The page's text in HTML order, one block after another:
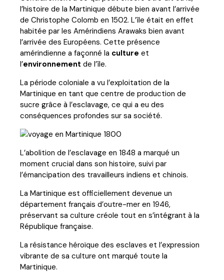
l’histoire de la Martinique débute bien avant l’arrivée
de Christophe Colomb en 1502. L’île était en effet
habitée par les Amérindiens Arawaks bien avant
l’arrivée des Européens. Cette présence
amérindienne a façonné la culture et
l’environnement de l’île.
La période coloniale a vu l’exploitation de la
Martinique en tant que centre de production de
sucre grâce à l’esclavage, ce qui a eu des
conséquences profondes sur sa société.
L’abolition de l’esclavage en 1848 a marqué un
moment crucial dans son histoire, suivi par
l’émancipation des travailleurs indiens et chinois.
La Martinique est officiellement devenue un
département français d’outre-mer en 1946,
préservant sa culture créole tout en s’intégrant à la
République française.
La résistance héroïque des esclaves et l’expression
vibrante de sa culture ont marqué toute la
Martinique.